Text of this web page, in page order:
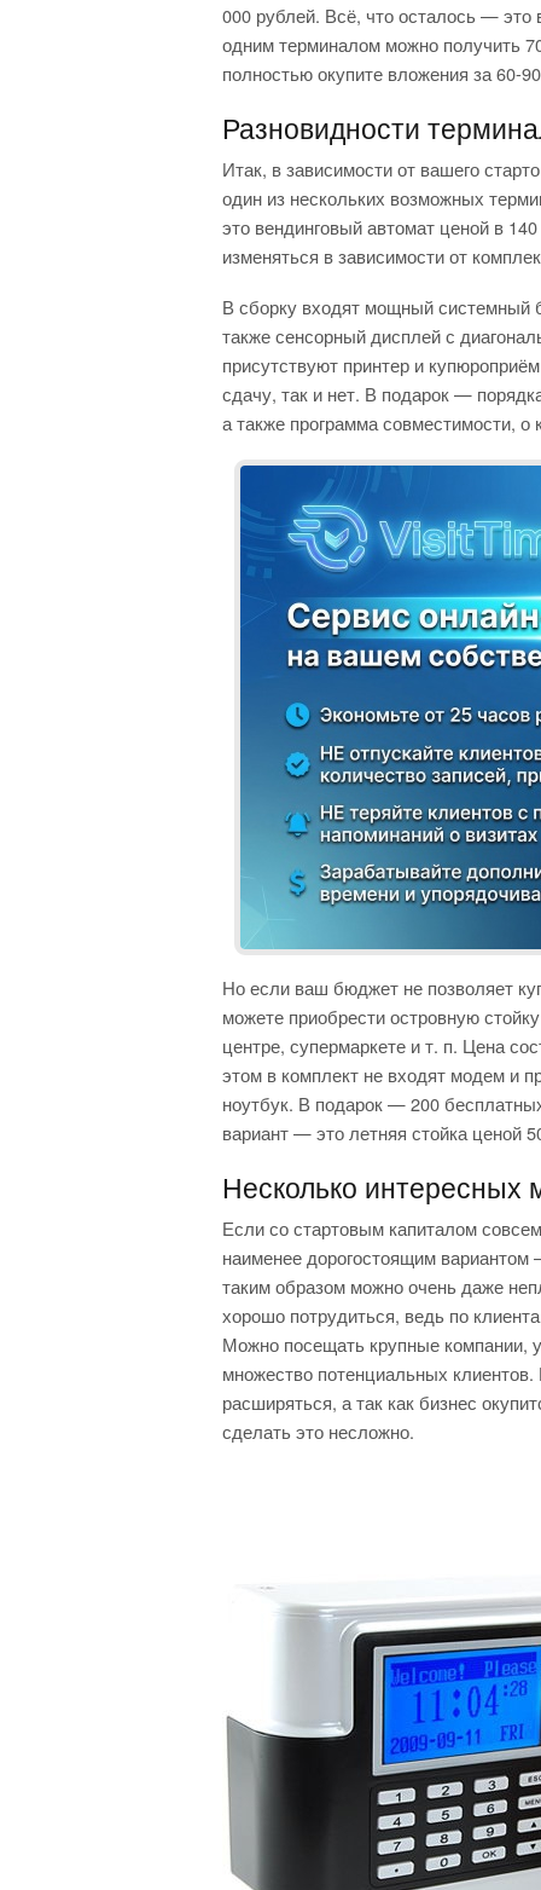
000 рублей. Всё, что осталось —
одним терминалом можно получить
полностью окупите вложения за 60-
Разновидности
Итак, в зависимости от вашего
один из нескольких возможных
это вендинговый автомат ценой в
изменяться в зависимости от
В сборку входят мощный системный
также сенсорный дисплей с
присутствуют принтер и
сдачу, так и нет. В подарок —
а также программа совместимости,
Но если ваш бюджет не позволяет
можете приобрести островную
центре, супермаркете и т. п. Цена
этом в комплект не входят модем и
ноутбук. В подарок — 200
вариант — это летняя стойка ценой
Несколько интересных
Если со стартовым капиталом
наименее дорогостоящим
таким образом можно очень даже
хорошо потрудиться, ведь по
Можно посещать крупные компании,
множество потенциальных
расширяться, а так как бизнес
сделать это несложно.